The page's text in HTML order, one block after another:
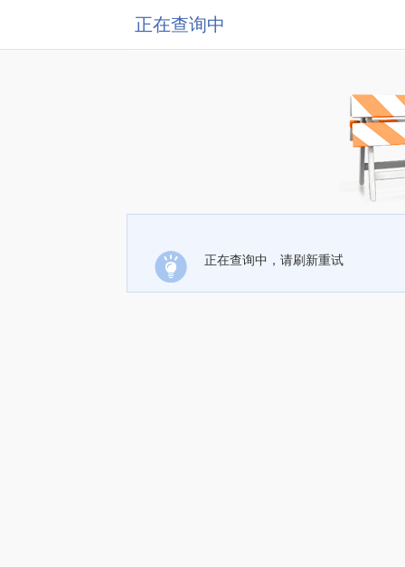
正在查询中
正在查询中，请刷新重试